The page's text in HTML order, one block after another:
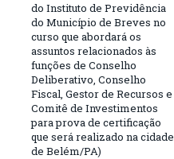
do Instituto de Previdência
do Município de Breves no
curso que abordará os
assuntos relacionados às
funções de Conselho
Deliberativo, Conselho
Fiscal, Gestor de Recursos e
Comitê de Investimentos
para prova de certificação
que será realizado na cidade
de Belém/PA)